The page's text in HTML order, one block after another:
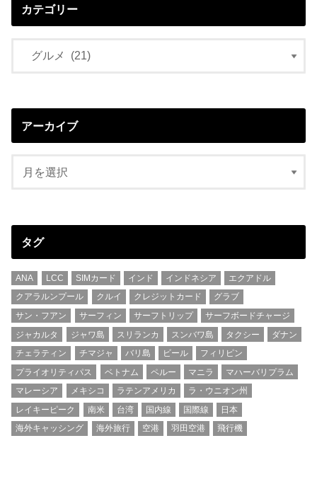
カテゴリー
アーカイブ
タグ
ANA LCC SIMカード インド インドネシア
エクアドル
クアラルンプール
クルイ クレジットカード
グラブ
サン・フアン
サーフィン サーフトリップ
サーフボードチャージ
ジャカルタ
ジャワ島 スリランカ スンバワ島 タクシー
ダナン
チェラティン
チマジャ バリ島 ビール
フィリピン
プライオリティパス
ベトナム ペルー マニラ
マハーバリプラム
マレーシア
メキシコ ラテンアメリカ
ラ・ウニオン州
レイキーピーク
南米 台湾 国内線 国際線
日本
海外キャッシング
海外旅行 空港 羽田空港 飛行機